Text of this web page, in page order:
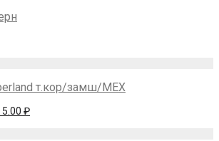
т.кор/замш/МЕХ
₽Текущая